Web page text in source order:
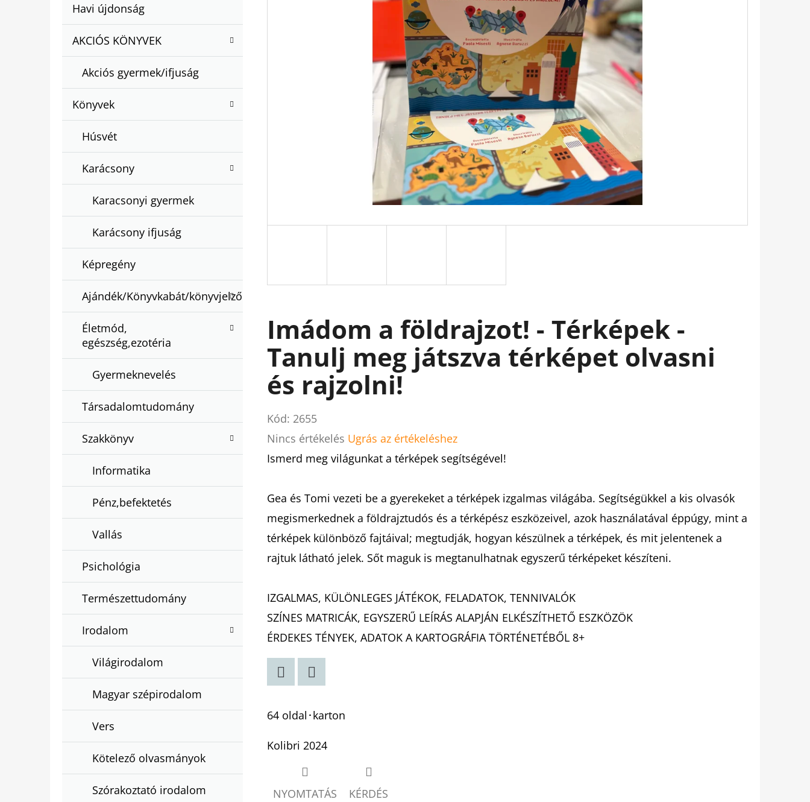
Nátugrása
T
G
R
Á
Havi újdonság
AKCIÓS KÖNYVEK
Akciós gyermek/ifjuság
Könyvek
Húsvét
Karácsony
Karacsonyi gyermek
Karácsony ifjuság
Képregény
Ajándék/Könyvkabát/könyvjelző
Életmód,
egészség,ezotéria
Gyermeknevelés
Társadalomtudomány
Szakkönyv
Informatika
Pénz,befektetés
Vallás
Psichológia
Természettudomány
Irodalom
Világirodalom
Magyar szépirodalom
Vers
Kötelező olvasmányok
Szórakoztató irodalom
Imádom a földrajzot! - Térképek -
Tanulj meg játszva térképet olvasni
és rajzolni!
Kód: 2655
A
termék
értékelése
5-
ből
0,0
Nincs értékelés Ugrás az értékeléshez
Ismerd meg világunkat a térképek segítségével!
Gea és Tomi vezeti be a gyerekeket a térképek izgalmas világába. Segítségükkel a kis olvasók
megismerkednek a földrajztudós és a térképész eszközeivel, azok használatával éppúgy, mint a
térképek különböző fajtáival; megtudják, hogyan készülnek a térképek, és mit jelentenek a
rajtuk látható jelek. Sőt maguk is megtanulhatnak egyszerű térképeket készíteni.
IZGALMAS, KÜLÖNLEGES JÁTÉKOK, FELADATOK, TENNIVALÓK
SZÍNES MATRICÁK, EGYSZERŰ LEÍRÁS ALAPJÁN ELKÉSZÍTHETŐ ESZKÖZÖK
ÉRDEKES TÉNYEK, ADATOK A KARTOGRÁFIA TÖRTÉNETÉBŐL 8+
64 oldal･karton
Kolibri 2024
NYOMTATÁS KÉRDÉS
BARTOS ERIKA : BOGYÓ ÉS BABÓCA
€12,50
JOHANNA CHEN, KATHERINEJ.
€10,50
Korábbi: €15